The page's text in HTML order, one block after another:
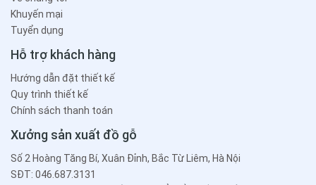
Khuyến mại
Tuyển dụng
Hỗ trợ khách hàng
Hướng dẫn đặt thiết kế
Quy trình thiết kế
Chính sách thanh toán
Xưởng sản xuất đồ gỗ
Số 2 Hoàng Tăng Bí, Xuân Đỉnh, Bắc Từ Liêm, Hà Nội
SĐT: 046.687.3131